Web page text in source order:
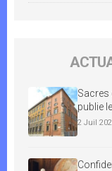
Sacres
publie
2 Juil